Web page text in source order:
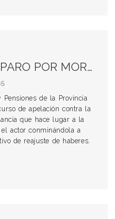
REAJUSTE DE HABERES JUBILATORIOS.
Pensiones de la Provincia
de apelación contra la
que hace lugar a la
actor conminándola a
de reajuste de haberes.